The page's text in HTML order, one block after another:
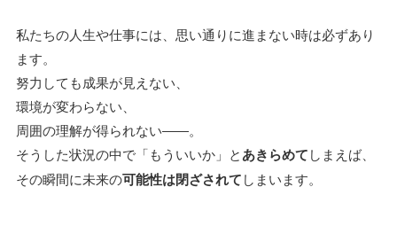
私たちの人生や仕事には、思い通りに進まない時は必ずあり
ます。
努力しても成果が見えない、
環境が変わらない、
周囲の理解が得られない――。
そうした状況の中で「もういいか」とあきらめてしまえば、
その瞬間に未来の可能性は閉ざされてしまいます。